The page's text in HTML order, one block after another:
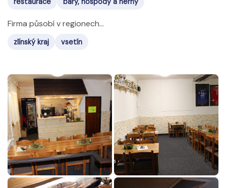
Firma působí v regionech...
zlínský kraj vsetín